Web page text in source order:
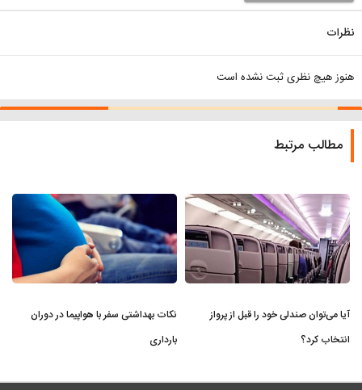
نظرات
هنوز هیچ نظری ثبت نشده است
مطالب مرتبط
آیا می‌توان صندلی خود را قبل از پرواز
انتخاب کرد؟
نکات بهداشتی سفر با هواپیما در دوران
بارداری